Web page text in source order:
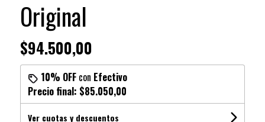
Original
$94.500,00
10% OFFcon Efectivo
Precio final: $85.050,00
Ver cuotas y descuentos